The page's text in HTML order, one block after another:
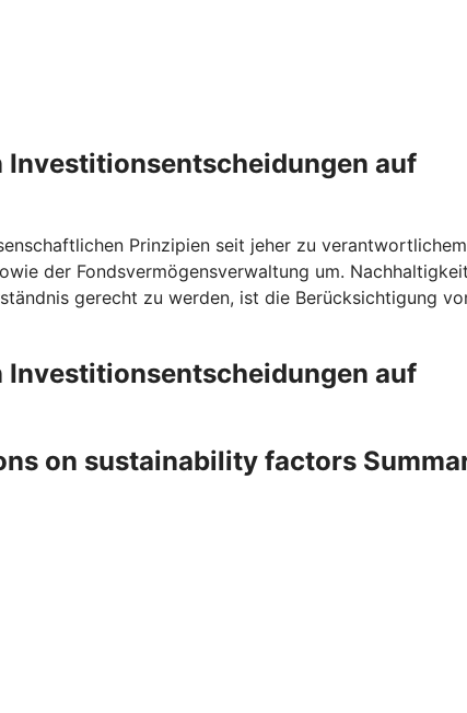
auf
Prinzipien seit jeher zu
der Fondsvermögensverwaltung um.
gerecht zu werden, ist die Berücksichtigung
auf
on sustainability factors